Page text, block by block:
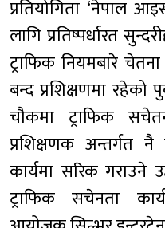
प्रतियोगिता ‘नेपाल
लागि प्रतिष्पर्धारत
ट्राफिक नियमबारे
बन्द प्रशिक्षणमा रहेको
चौकमा ट्राफिक
प्रशिक्षणक अन्तर्गत नै
कार्यमा सरिक गराउने
ट्राफिक सचेनता